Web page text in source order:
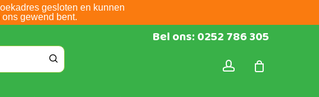
gesloten en kunnen
gewend bent.
Bel ons: 0252 786 305